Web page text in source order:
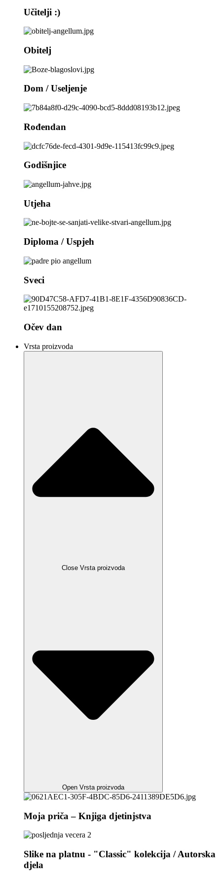
Učitelji :)
Obitelj
Dom / Useljenje
Rođendan
Godišnjice
Utjeha
Diploma / Uspjeh
Sveci
Očev dan
Vrsta proizvoda
Close Vrsta proizvoda
Open Vrsta proizvoda
Moja priča – Knjiga djetinjstva
Slike na platnu - "Classic" kolekcija / Autorska
djela